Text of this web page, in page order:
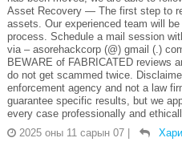
Asset Recovery — The first step to
assets. Our experienced team will
process. Schedule a mail session
via – asorehackcorp (@) gmail (.)
BEWARE of FABRICATED reviews
do not get scammed twice.
enforcement agency and not a law
guarantee specific results, but we
every case professionally and
2025 оны 11 сарын 07 |